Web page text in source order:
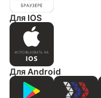
Для IOS
Для Android